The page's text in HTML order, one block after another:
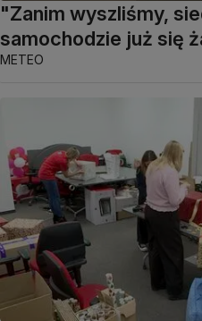
"Zanim wyszliśmy,
samochodzie już się
METEO